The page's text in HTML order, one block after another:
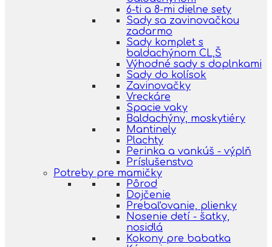
6-ti a 8-mi dielne sety
Sady sa zavinovačkou
zadarmo
Sady komplet s
baldachýnom CL,Š
Výhodné sady s doplnkami
Sady do kolísok
Zavinovačky
Vreckáre
Spacie vaky
Baldachýny, moskytiéry
Mantinely
Plachty
Perinka a vankúš - výplň
Príslušenstvo
Potreby pre mamičky
Pôrod
Dojčenie
Prebaľovanie, plienky
Nosenie detí - šatky,
nosidlá
Kokony pre babatka